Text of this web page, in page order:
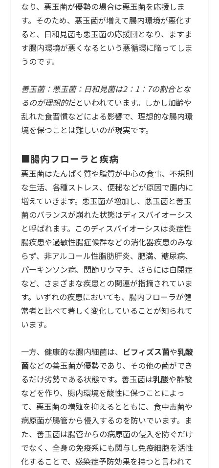
なり、悪玉菌が優勢の場合は悪玉菌を応援しま
す。そのため、悪玉菌が増えて腸内環境が悪化す
ると、日和見菌も悪玉菌の応援団となり、ますま
す腸内環境が悪くなるという悪循環に陥ってしま
うのです。
善玉菌：悪玉菌：日和見菌は2：1：7の割合とな
るのが理想的だといわれています。しかし加齢や
乱れた食習慣などによる影響で、理想的な腸内環
境を保つことは難しいのが現実です。
■腸内フローラと疾病
悪玉菌はたんぱく質や脂質が中心の食事、不規則
な生活、各種ストレス、便秘などが原因で腸内に
増えていきます。悪玉菌が増加し、悪玉菌と善玉
菌のバランスが崩れた状態はディスバイオーシス
と呼ばれます。このディスバイオーシスは炎症性
腸疾患や過敏性腸症候群などの消化器疾患のみな
らず、非アルコール性脂肪肝炎、肥満、糖尿病、
パーキンソン病、関節リウマチ、さらには自閉症
など、さまざまな疾患との関連が指摘されていま
す。いずれの疾患においても、腸内フローラが健
常者と比べて著しく変化していることが知られて
います。
一方、健康的な腸内細菌は、 ビフィズス菌や乳酸
菌などの善玉菌が優勢であり、その他の菌ができ
るだけ劣勢である状態です。善玉菌は乳酸や酢酸
などを作り、腸内環境を酸性に保つことによっ
て、悪玉菌の増殖を抑えるとともに、食中毒菌や
病原菌が腸管から侵入するのを防いでいます。ま
た、善玉菌は腸管からの病原菌の侵入を防ぐだけ
でなく、全身の免疫系にも関与し免疫細胞を活性
化することで、感染症予防効果を持つと言われて